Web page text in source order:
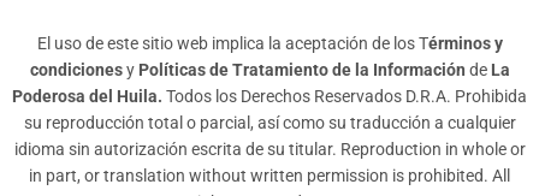
El uso de este sitio web implica la aceptación de los Términos y
condicionesy Políticas de Tratamiento de la Información de La
Poderosa del Huila. Todos los Derechos Reservados D.R.A. Prohibida
su reproducción total o parcial, así como su traducción a cualquier
idioma sin autorización escrita de su titular. Reproduction in whole or
in part, or translation without written permission is prohibited. All